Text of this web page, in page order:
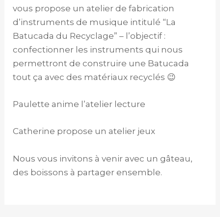
vous propose un atelier de fabrication
d’instruments de musique intitulé “La
Batucada du Recyclage” – l’objectif :
confectionner les instruments qui nous
permettront de construire une Batucada
tout ça avec des matériaux recyclés 😉
Paulette anime l’atelier lecture
Catherine propose un atelier jeux
Nous vous invitons à venir avec un gâteau,
des boissons à partager ensemble.